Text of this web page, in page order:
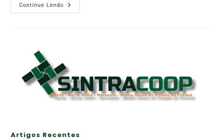
Continue Lendo
Artigos Recentes